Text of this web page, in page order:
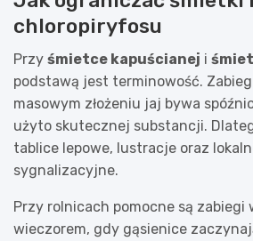
chloropiryfosu
Przy śmietce kapuścianej i
podstawą jest terminowość.
masowym złożeniu jaj bywa
użyto skutecznej substancji.
tablice lepowe, lustracje oraz
sygnalizacyjne.
Przy rolnicach pomocne są zabiegi
wieczorem, gdy gąsienice